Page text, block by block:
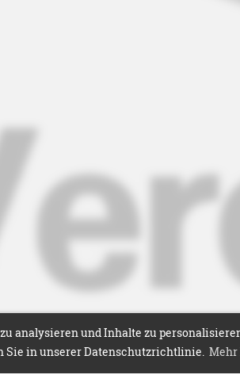
analysieren und Inhalte zu
Sie in unserer Datenschutzrichtlinie. Mehr